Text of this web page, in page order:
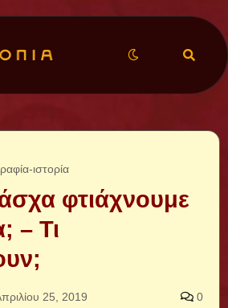
ιστορία
φτιάχνουμε
– Τι
25, 2019 0